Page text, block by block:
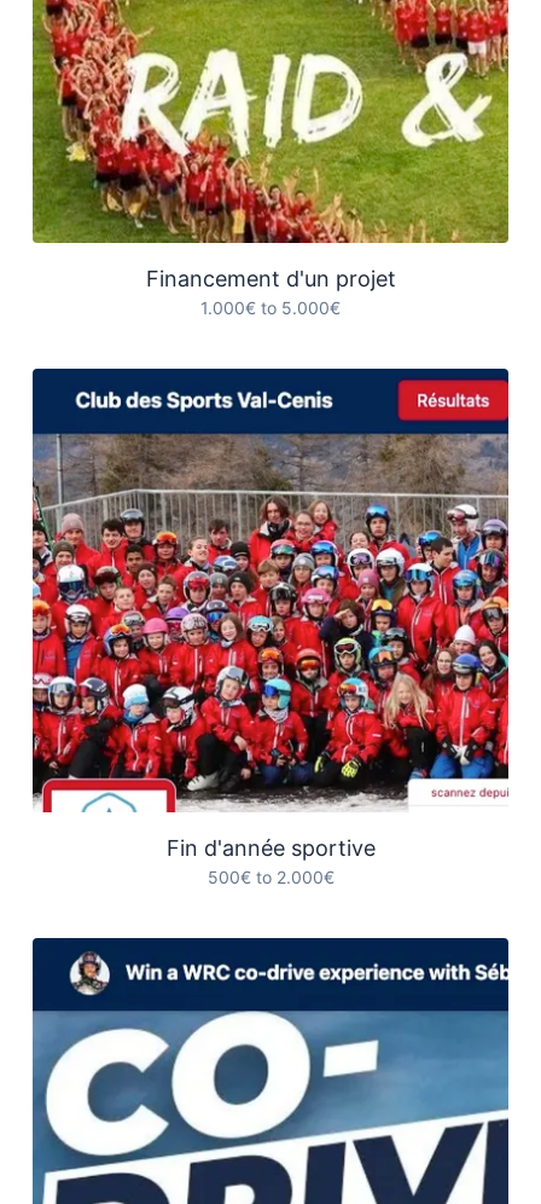
Financement d'un projet
1.000€ to 5.000€
Fin d'année sportive
500€ to 2.000€